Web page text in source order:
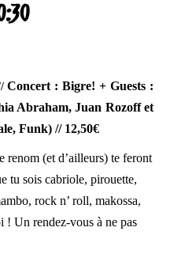
Concert : Bigre! + Guests :
Abraham, Juan Rozoff et
Funk) // 12,50€
renom (et d’ailleurs) te feront
tu sois cabriole, pirouette,
rock n’ roll, makossa,
! Un rendez-vous à ne pas